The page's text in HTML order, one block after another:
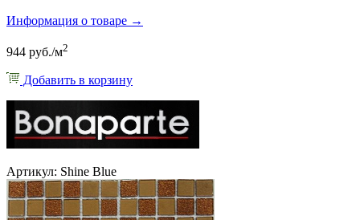
Информация о товаре →
944 руб./м2
Добавить в корзину
Артикул: Shine Blue